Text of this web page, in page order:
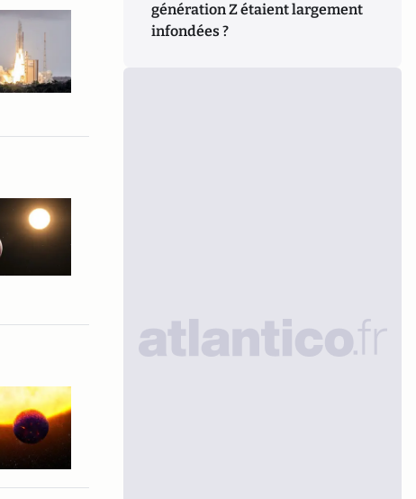
génération Z étaient largement
infondées ?